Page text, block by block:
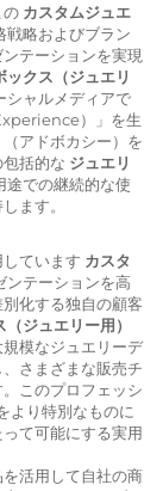
の カスタムジュエ
戦略およびブラン
テーションを実現
ックス（ジュエリ
シャルメディアで
）」を生
アドボカシー）を
括的な ジュエリ
途での継続的な使
ます。
ています カスタ
ンテーションを高
化する独自の顧客
ジュエリー用）
模なジュエリーデ
さまざまな販売チ
このプロフェッシ
より特別なものに
て可能にする実用
活用して自社の商